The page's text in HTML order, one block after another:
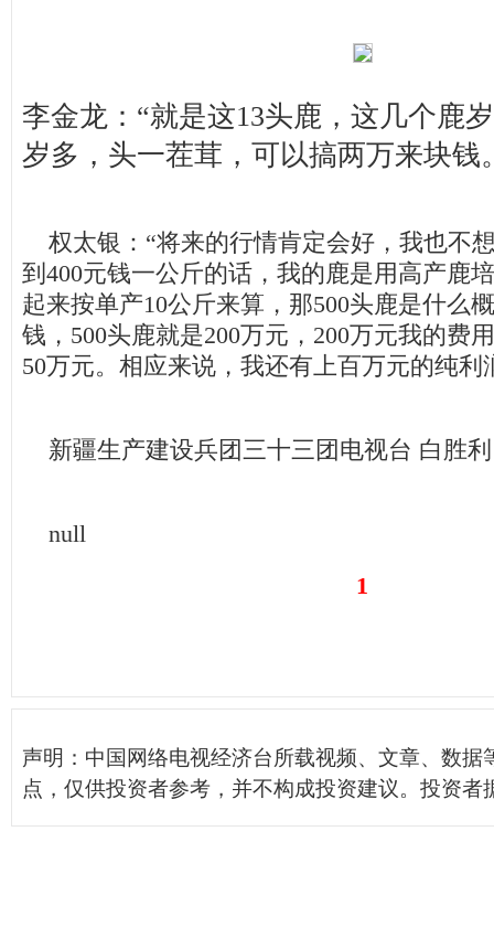
李金龙：“就是这13头鹿，这几个鹿
岁多，头一茬茸，可以搞两万来块钱
权太银：“将来的行情肯定会好，我也不
到400元钱一公斤的话，我的鹿是用高产鹿
起来按单产10公斤来算，那500头鹿是什么
钱，500头鹿就是200万元，200万元我的费
50万元。相应来说，我还有上百万元的纯利
新疆生产建设兵团三十三团电视台 白胜
null
1
声明：中国网络电视经济台所载视频、文章、数据
点，仅供投资者参考，并不构成投资建议。投资者